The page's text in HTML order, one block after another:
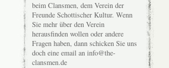
beim Clansmen, dem Verein der
Freunde Schottischer Kultur. Wenn
Sie mehr über den Verein
herausfinden wollen oder andere
Fragen haben, dann schicken Sie uns
doch eine email an info@the-
clansmen.de